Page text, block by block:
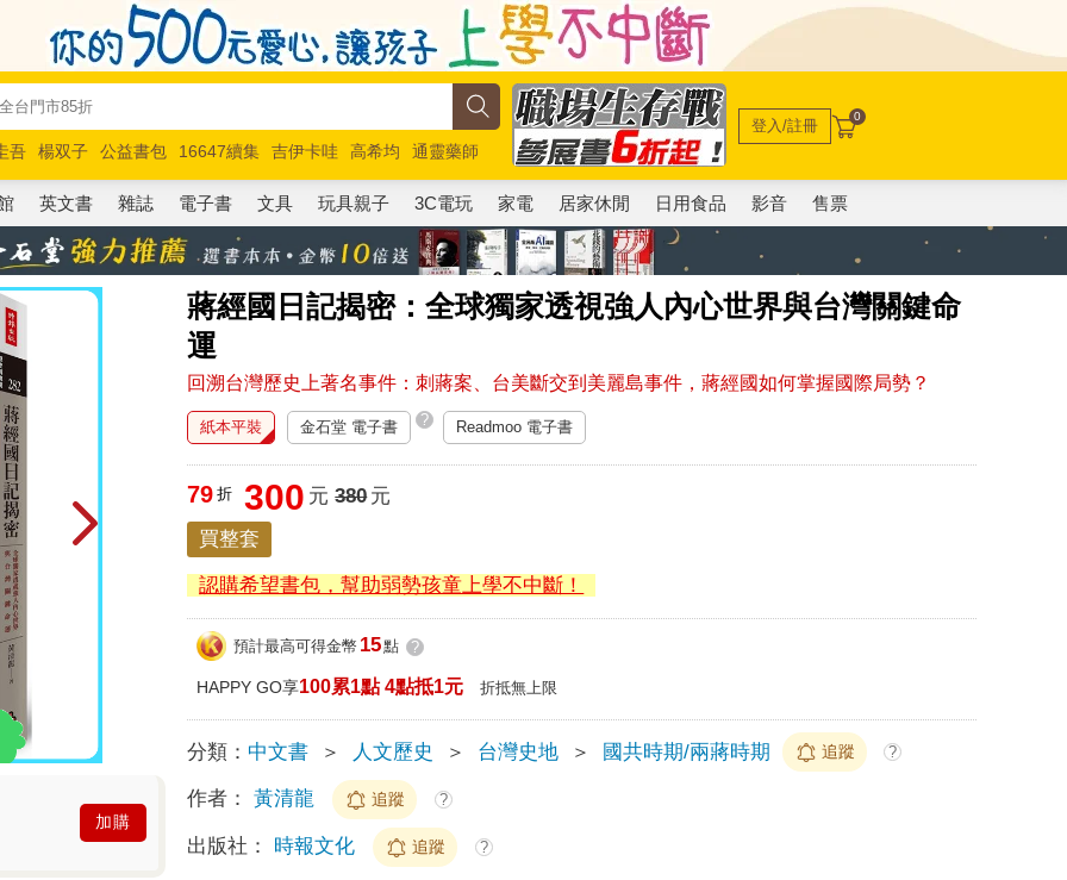
吾 楊双子 公益書包 16647續集 吉伊卡哇 高希均
通靈藥師
路邊攤新作
馬斯克 玩具總動員5 超慢跑
登入/註冊 0
英文書 雜誌 電子書 文具 玩具親子 3C電玩 家電 居家休閒 日用食品 影音 售票
蔣經國日記揭密：全球獨家透視強人內心世界與台灣關鍵命
運
回溯台灣歷史上著名事件：刺蔣案、台美斷交到美麗島事件，蔣經國如何掌握國際局勢？
加購
紙本平裝 金石堂 電子書 ? Readmoo 電子書
79 折 300 元 380元
買整套
認購希望書包，幫助弱勢孩童上學不中斷！
預計最高可得金幣 15點 ?
HAPPY GO享100累1點 4點抵1元 折抵無上限
分類： 中文書 ＞ 人文歷史 ＞ 台灣史地 ＞ 國共時期/兩蔣時期 追蹤 ?
作者： 黃清龍 追蹤 ?
出版社： 時報文化 追蹤 ?